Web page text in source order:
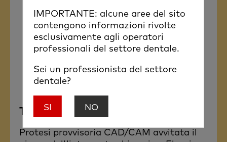
TempShell
Protesi provvisoria CAD/CAM avvitata il
IMPORTANTE: alcune aree del sito
contengono informazioni rivolte
esclusivamente agli operatori
professionali del settore dentale.
Sei un professionista del settore
dentale?
SI NO